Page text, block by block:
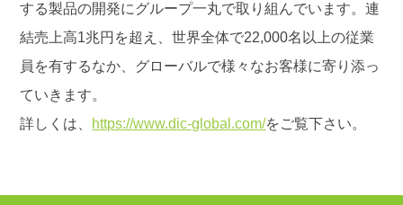
する製品の開発にグループ一丸で取り組んでいます。連
結売上高1兆円を超え、世界全体で22,000名以上の従業
員を有するなか、グローバルで様々なお客様に寄り添っ
ていきます。
詳しくは、 https://www.dic-global.com/をご覧下さい。